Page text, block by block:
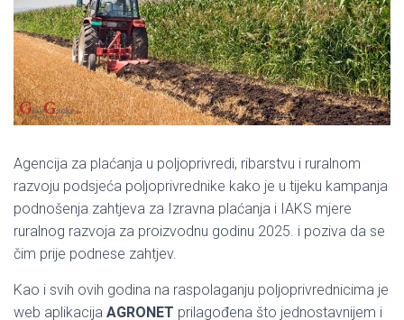
Agencija za plaćanja u poljoprivredi, ribarstvu i ruralnom
razvoju podsjeća poljoprivrednike kako je u tijeku kampanja
podnošenja zahtjeva za Izravna plaćanja i IAKS mjere
ruralnog razvoja za proizvodnu godinu 2025. i poziva da se
čim prije podnese zahtjev.
Kao i svih ovih godina na raspolaganju poljoprivrednicima je
web aplikacija AGRONET prilagođena što jednostavnijem i